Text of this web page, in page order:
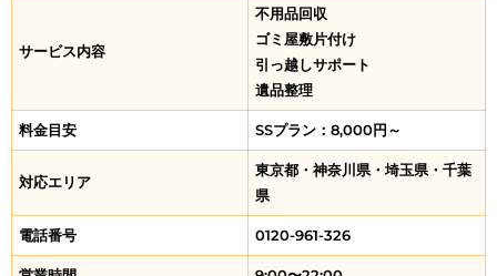
サービス内容
不用品回収
ゴミ屋敷片付け
引っ越しサポート
遺品整理
料金目安 SSプラン：8,000円～
対応エリア
東京都・神奈川県・埼玉県・千葉
県
電話番号 0120-961-326